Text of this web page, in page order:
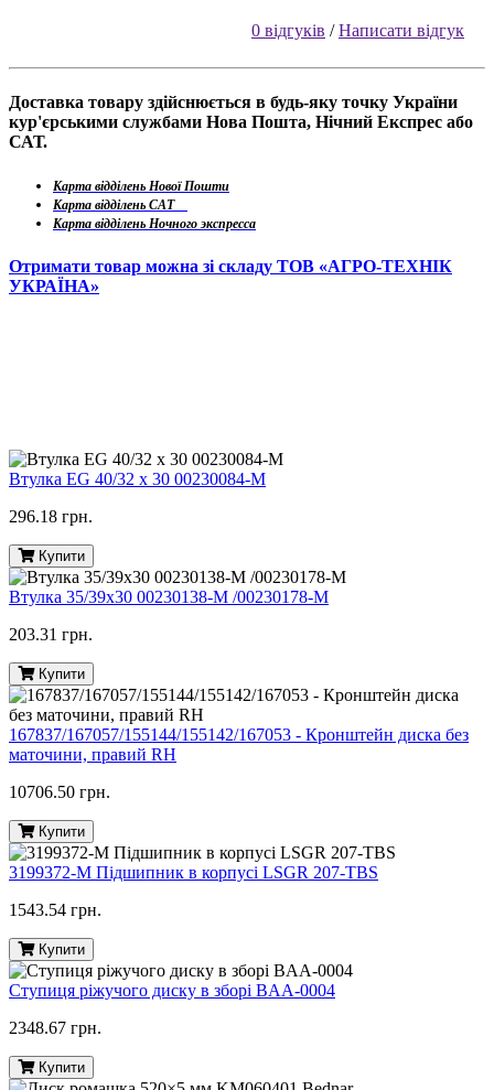
0 відгуків /Написати відгук
Доставка товару здійснюється в будь-яку точку України
кур'єрськими службами Нова Пошта, Нічний Експрес або
САТ.
Карта відділень Нової Пошти
Карта відділень САТ
Карта відділень Ночного экспресса
Отримати товар можна зі складу ТОВ «АГРО-ТЕХНІК
УКРАЇНА»
Втулка EG 40/32 x 30 00230084-M
296.18 грн.
Купити
Втулка 35/39х30 00230138-M /00230178-M
203.31 грн.
Купити
167837/167057/155144/155142/167053 - Кронштейн диска без
маточини, правий RH
10706.50 грн.
Купити
3199372-M Підшипник в корпусі LSGR 207-TBS
1543.54 грн.
Купити
Ступиця ріжучого диску в зборі BAA-0004
2348.67 грн.
Купити